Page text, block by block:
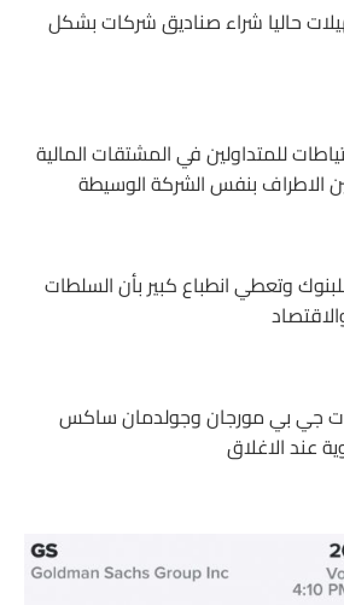
حاليا شراء صناديق شركات بشكل
للمتداولين في المشتقات المالية
الاطراف بنفس الشركة الوسيطة
وتعطي انطباع كبير بأن السلطات
جي بي مورجان وجولدمان ساكس
عند الاغلاق